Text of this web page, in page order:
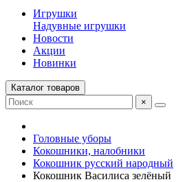
Игрушки
Надувные игрушки
Новости
Акции
Новинки
Каталог товаров
×
Головные уборы
Кокошники, налобники
Кокошник русский народный
Кокошник Василиса зелёный